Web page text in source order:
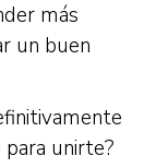
más
un buen
unirte?